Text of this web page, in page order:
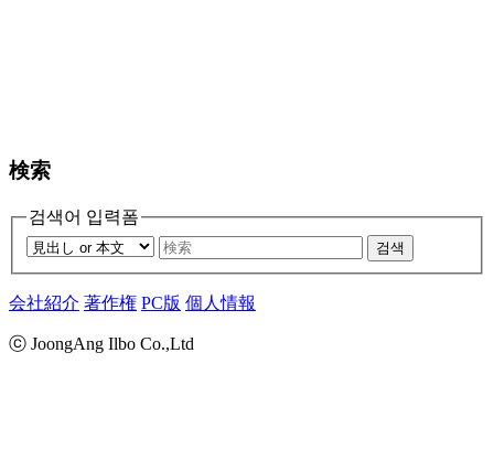
検索
검색어 입력폼
검색
会社紹介 著作権 PC版 個人情報
ⓒ JoongAng Ilbo Co.,Ltd